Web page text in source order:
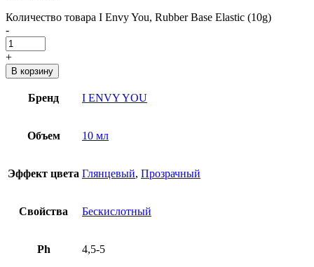
Количество товара I Envy You, Rubber Base Elastic (10g)
-
+
В корзину
Бренд I ENVY YOU
Объем 10 мл
Эффект цвета Глянцевый, Прозрачный
Свойства Бескислотный
Ph 4,5-5